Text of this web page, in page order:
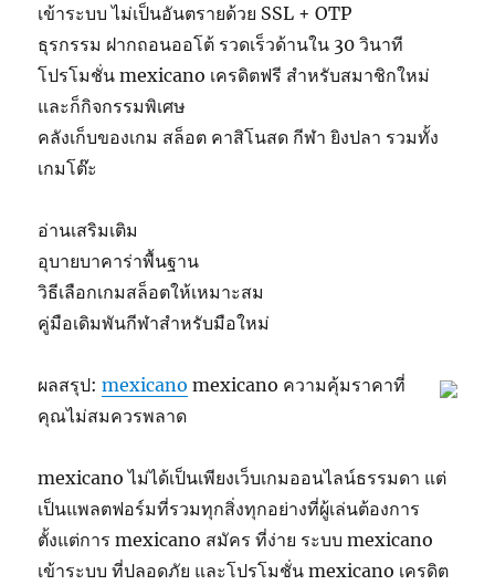
เข้าระบบ ไม่เป็นอันตรายด้วย SSL + OTP
ธุรกรรม ฝากถอนออโต้ รวดเร็วด้านใน 30 วินาที
โปรโมชั่น mexicano เครดิตฟรี สำหรับสมาชิกใหม่
และก็กิจกรรมพิเศษ
คลังเก็บของเกม สล็อต คาสิโนสด กีฬา ยิงปลา รวมทั้ง
เกมโต๊ะ
อ่านเสริมเติม
อุบายบาคาร่าพื้นฐาน
วิธีเลือกเกมสล็อตให้เหมาะสม
คู่มือเดิมพันกีฬาสำหรับมือใหม่
ผลสรุป:mexicano mexicano ความคุ้มราคาที่
คุณไม่สมควรพลาด
mexicano ไม่ได้เป็นเพียงเว็บเกมออนไลน์ธรรมดา แต่
เป็นแพลตฟอร์มที่รวมทุกสิ่งทุกอย่างที่ผู้เล่นต้องการ
ตั้งแต่การ mexicano สมัคร ที่ง่าย ระบบ mexicano
เข้าระบบ ที่ปลอดภัย และโปรโมชั่น mexicano เครดิต